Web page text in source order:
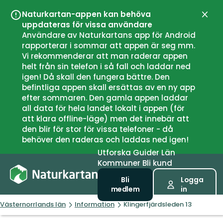
Naturkartan-appen kan behöva
uppdateras för vissa användare
Användare av Naturkartans app för Android
rapporterar i sommar att appen är seg mm.
Vi rekommenderar att man raderar appen
helt från sin telefon i så fall och laddar ned
igen! Då skall den fungera bättre. Den
befintliga appen skall ersättas av en ny app
efter sommaren. Den gamla appen laddar
all data för hela landet lokalt i appen (för
att klara offline-läge) men det innebär att
den blir för stor för vissa telefoner - då
behöver den raderas och laddas ned igen!
UtforskaGuiderLän
Kommuner Bli kund
Bli
medlem
Logga
in
Västernorrlands län Information Klingerfjärdsleden 13